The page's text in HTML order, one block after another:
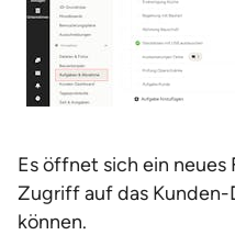
Es öffnet sich ein neues
Zugriff auf das Kunden-
können.